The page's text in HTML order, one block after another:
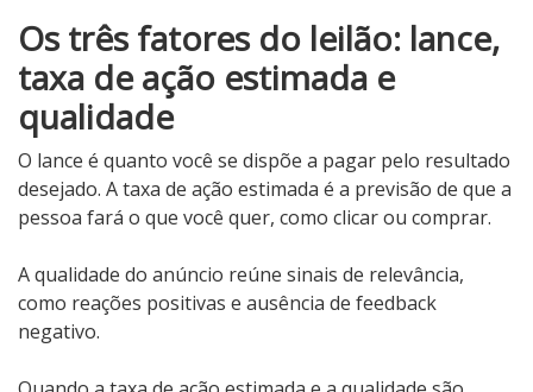
Os três fatores do leilão: lance,
taxa de ação estimada e
qualidade
O lance é quanto você se dispõe a pagar pelo resultado
desejado. A taxa de ação estimada é a previsão de que a
pessoa fará o que você quer, como clicar ou comprar.
A qualidade do anúncio reúne sinais de relevância,
como reações positivas e ausência de feedback
negativo.